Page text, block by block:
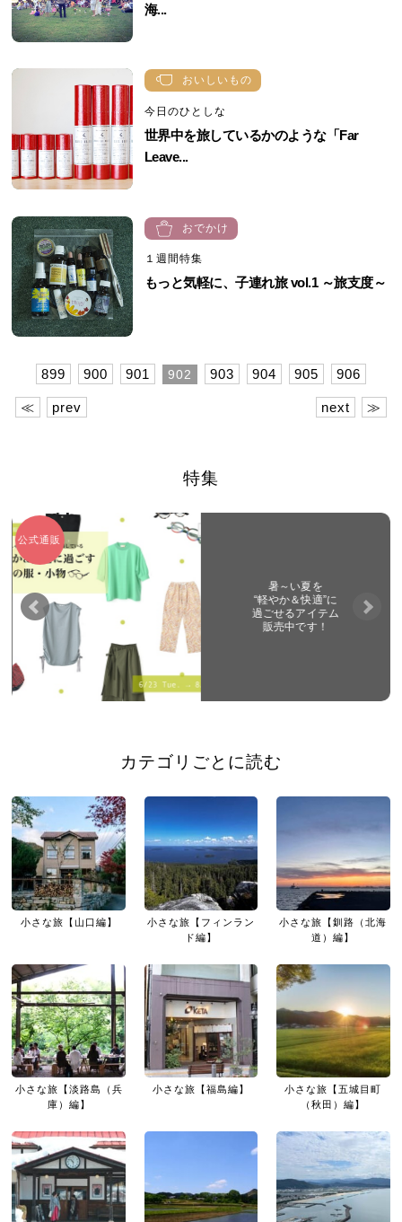
海...
おいしいもの
今日のひとしな
世界中を旅しているかのような「Far
Leave...
おでかけ
１週間特集
もっと気軽に、子連れ旅 vol.1 ～旅支度～
≪ prev
899 900 901 902 903 904 905 906
next ≫
特集
富山「crane（クレイン）」
夏でも涼しげコーデ
カテゴリごとに読む
小さな旅【山口編】
小さな旅【フィンラン
ド編】
小さな旅【釧路（北海
道）編】
小さな旅【淡路島（兵
庫）編】
小さな旅【福島編】
小さな旅【五城目町
（秋田）編】